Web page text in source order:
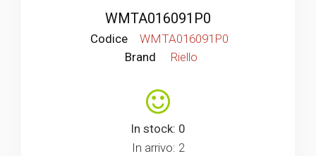
WMTA016091P0
Codice
WMTA016091P0
Brand
Riello
In stock: 0
In arrivo: 2